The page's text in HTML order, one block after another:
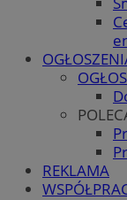
REKLAMA